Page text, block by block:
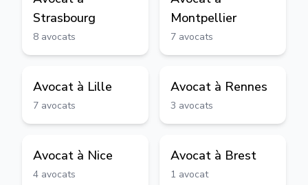
Strasbourg
8 avocats
Montpellier
7 avocats
Avocat à Lille
7 avocats
Avocat à Rennes
3 avocats
Avocat à Nice
4 avocats
Avocat à Brest
1 avocat